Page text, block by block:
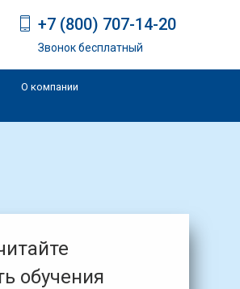
+7 (800) 707-14-20
Звонок бесплатный
О компании
обучения